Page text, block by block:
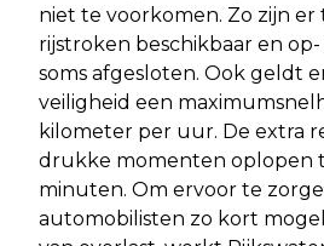
niet te voorkomen. Zo zijn
rijstroken beschikbaar en
soms afgesloten. Ook geldt
veiligheid een
kilometer per uur. De extra
drukke momenten oplopen
minuten. Om ervoor te
automobilisten zo kort